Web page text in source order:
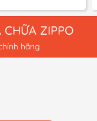
CHỮA ZIPPO
hãng